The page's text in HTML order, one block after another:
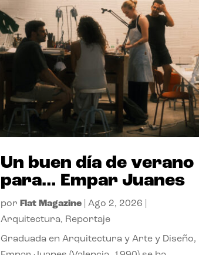
Un buen día de verano
para… Empar Juanes
por Flat Magazine |Ago 2, 2026
Arquitectura, Reportaje
Graduada en Arquitectura y Arte y Diseño,